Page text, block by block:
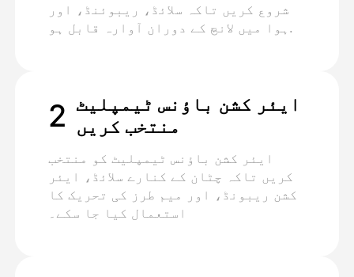
شروع کریں تاکہ سلائڈ، ریبوئنڈ، اور
ہوا میں لانچ کے دوران آوارہ قابل ہو.
2 ایئر کشن باؤنس ٹیمپلیٹ
منتخب کریں
ایئر کشن باؤنس ٹیمپلیٹ کو منتخب
کریں تاکہ چٹان کے کنارے سلائڈ، ایئر
کشن ریبونڈ، اور میم طرز کی تحریک کا
استعمال کیا جا سکے۔